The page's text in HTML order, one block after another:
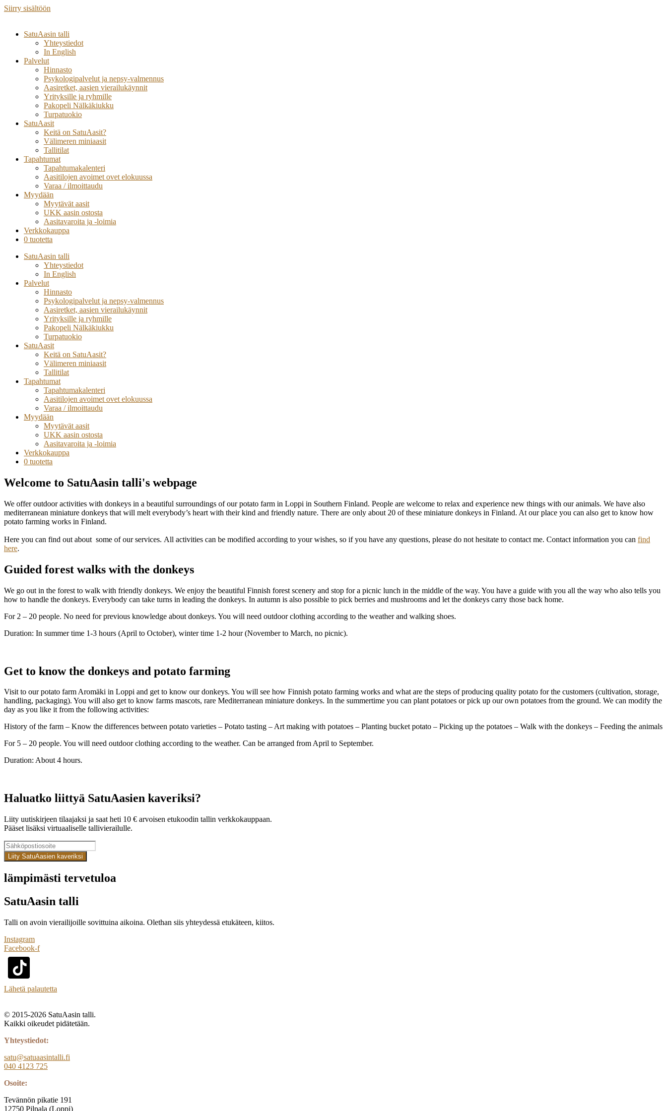
Siirry sisältöön
SatuAasin talli
Yhteystiedot
In English
Palvelut
Hinnasto
Psykologipalvelut ja nepsy-valmennus
Aasiretket, aasien vierailukäynnit
Yrityksille ja ryhmille
Pakopeli Nälkäkiukku
Turpatuokio
SatuAasit
Keitä on SatuAasit?
Välimeren miniaasit
Tallitilat
Tapahtumat
Tapahtumakalenteri
Aasitilojen avoimet ovet elokuussa
Varaa / ilmoittaudu
Myydään
Myytävät aasit
UKK aasin ostosta
Aasitavaroita ja -loimia
Verkkokauppa
0 tuotetta
SatuAasin talli
Yhteystiedot
In English
Palvelut
Hinnasto
Psykologipalvelut ja nepsy-valmennus
Aasiretket, aasien vierailukäynnit
Yrityksille ja ryhmille
Pakopeli Nälkäkiukku
Turpatuokio
SatuAasit
Keitä on SatuAasit?
Välimeren miniaasit
Tallitilat
Tapahtumat
Tapahtumakalenteri
Aasitilojen avoimet ovet elokuussa
Varaa / ilmoittaudu
Myydään
Myytävät aasit
UKK aasin ostosta
Aasitavaroita ja -loimia
Verkkokauppa
0 tuotetta
Welcome to SatuAasin talli's webpage
We offer outdoor activities with donkeys in a beautiful surroundings of our potato farm in Loppi in Southern Finland. People are welcome to relax and experience new things with our animals. We have also
mediterranean miniature donkeys that will melt everybody’s heart with their kind and friendly nature. There are only about 20 of these miniature donkeys in Finland. At our place you can also get to know how
potato farming works in Finland.
Here you can find out about some of our services. All activities can be modified according to your wishes, so if you have any questions, please do not hesitate to contact me. Contact information you can find
here.
Guided forest walks with the donkeys
We go out in the forest to walk with friendly donkeys. We enjoy the beautiful Finnish forest scenery and stop for a picnic lunch in the middle of the way. You have a guide with you all the way who also tells you
how to handle the donkeys. Everybody can take turns in leading the donkeys. In autumn is also possible to pick berries and mushrooms and let the donkeys carry those back home.
For 2 – 20 people. No need for previous knowledge about donkeys. You will need outdoor clothing according to the weather and walking shoes.
Duration: In summer time 1-3 hours (April to October), winter time 1-2 hour (November to March, no picnic).
Get to know the donkeys and potato farming
Visit to our potato farm Aromäki in Loppi and get to know our donkeys. You will see how Finnish potato farming works and what are the steps of producing quality potato for the customers (cultivation, storage,
handling, packaging). You will also get to know farms mascots, rare Mediterranean miniature donkeys. In the summertime you can plant potatoes or pick up our own potatoes from the ground. We can modify the
day as you like it from the following activities:
History of the farm – Know the differences between potato varieties – Potato tasting – Art making with potatoes – Planting bucket potato – Picking up the potatoes – Walk with the donkeys – Feeding the animals
For 5 – 20 people. You will need outdoor clothing according to the weather. Can be arranged from April to September.
Duration: About 4 hours.
Haluatko liittyä SatuAasien kaveriksi?
Liity uutiskirjeen tilaajaksi ja saat heti 10 € arvoisen etukoodin tallin verkkokauppaan.
Pääset lisäksi virtuaaliselle tallivierailulle.
Liity SatuAasien kaveriksi
lämpimästi tervetuloa
SatuAasin talli
Talli on avoin vierailijoille sovittuina aikoina. Olethan siis yhteydessä etukäteen, kiitos.
Instagram
Facebook-f
Lähetä palautetta
© 2015-2026 SatuAasin talli.
Kaikki oikeudet pidätetään.
Yhteystiedot:
satu@satuaasintalli.fi
040 4123 725
Osoite:
Tevännön pikatie 191
12750 Pilpala (Loppi)